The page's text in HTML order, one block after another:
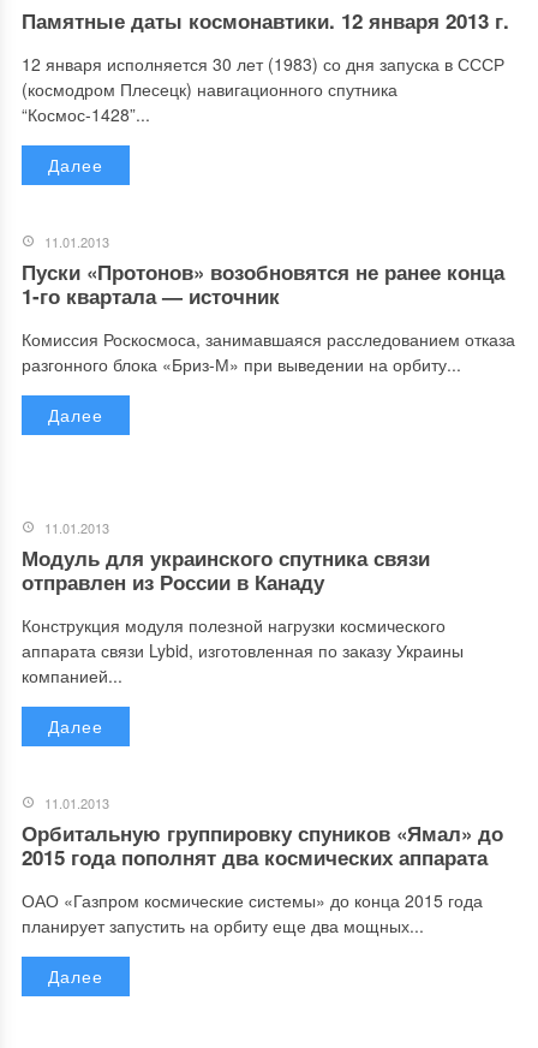
Памятные даты космонавтики. 12 января 2013 г.
12 января исполняется 30 лет (1983) со дня запуска в СССР
(космодром Плесецк) навигационного спутника
“Космос-1428”...
Далее
11.01.2013
Пуски «Протонов» возобновятся не ранее конца
1-го квартала — источник
Комиссия Роскосмоса, занимавшаяся расследованием отказа
разгонного блока «Бриз-М» при выведении на орбиту...
Далее
11.01.2013
Модуль для украинского спутника связи
отправлен из России в Канаду
Конструкция модуля полезной нагрузки космического
аппарата связи Lybid, изготовленная по заказу Украины
компанией...
Далее
11.01.2013
Орбитальную группировку спуников «Ямал» до
2015 года пополнят два космических аппарата
ОАО «Газпром космические системы» до конца 2015 года
планирует запустить на орбиту еще два мощных...
Далее